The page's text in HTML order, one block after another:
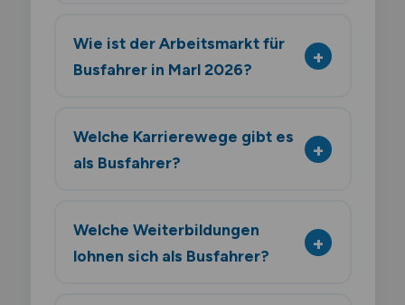
Wie ist der Arbeitsmarkt für
Busfahrer in Marl 2026?
Welche Karrierewege gibt es
als Busfahrer?
Welche Weiterbildungen
lohnen sich als Busfahrer?